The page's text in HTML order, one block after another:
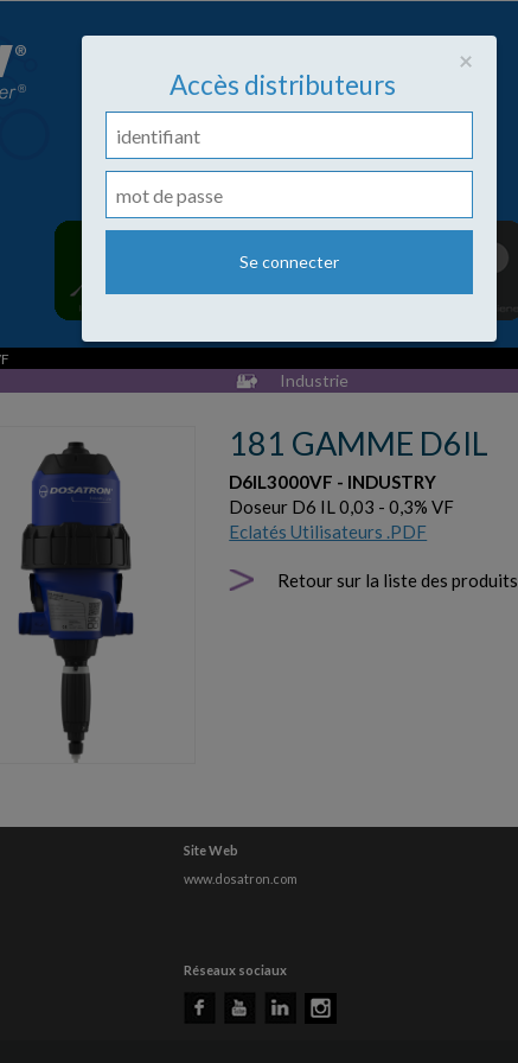
Industrie
181 GAMME D6IL
D6IL3000VF - INDUSTRY
Doseur D6 IL 0,03 - 0,3% VF
Eclatés Utilisateurs .PDF
Retour sur la liste des produits
Site Web
www.dosatron.com
Réseaux sociaux
×
Accès distributeurs